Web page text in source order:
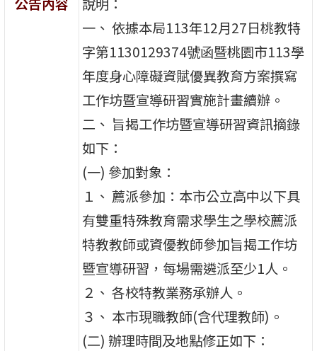
一、 依據本局113年12月27日桃教特
字第1130129374號函暨桃園市113學
年度身心障礙資賦優異教育方案撰寫
工作坊暨宣導研習實施計畫續辦。
二、 旨揭工作坊暨宣導研習資訊摘錄
如下：
(一) 參加對象：
１、 薦派參加：本市公立高中以下具
有雙重特殊教育需求學生之學校薦派
特教教師或資優教師參加旨揭工作坊
暨宣導研習，每場需遴派至少1人。
２、 各校特教業務承辦人。
３、 本市現職教師(含代理教師)。
(二) 辦理時間及地點修正如下：